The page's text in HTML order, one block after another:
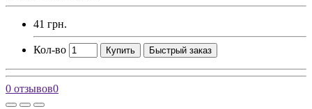
41 грн.
Кол-во Купить Быстрый заказ
0 отзывов0